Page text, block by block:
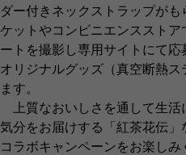
ダー付きネックストラップが
ケットやコンビニエンススト
ートを撮影し専用サイトにて
オリジナルグッズ（真空断熱
ます。
上質なおいしさを通して生活
気分をお届けする「紅茶花伝
コラボキャンペーンをお楽しみ